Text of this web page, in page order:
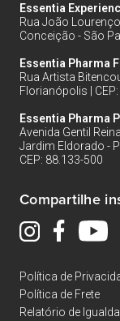
Essentia
Rua João
Conceição - São
Essentia Pharma
Rua Artista
Florianópolis |
Essentia Pharma
Avenida Gentil
Jardim Eldorado -
CEP: 88.133-500
Compartilhe
Política de
Política de Frete
Relatório de